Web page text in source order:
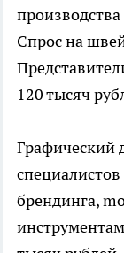
Спрос на
120 тысяч
Графический
брендинга,